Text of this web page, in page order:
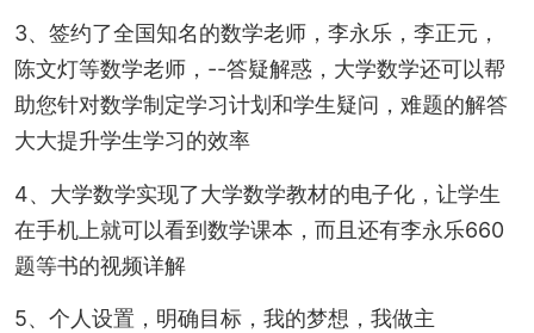
3、签约了全国知名的数学老师，李永乐，李正元，
陈文灯等数学老师，--答疑解惑，大学数学还可以帮
助您针对数学制定学习计划和学生疑问，难题的解答
大大提升学生学习的效率
4、大学数学实现了大学数学教材的电子化，让学生
在手机上就可以看到数学课本，而且还有李永乐660
题等书的视频详解
5、个人设置，明确目标，我的梦想，我做主